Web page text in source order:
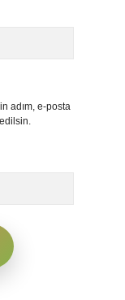
adım, e-posta